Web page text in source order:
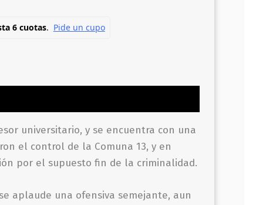
universitario, y se encuentra con una
el control de la Comuna 13, y en
por el supuesto fin de la criminalidad.
aplaude una ofensiva semejante, aun